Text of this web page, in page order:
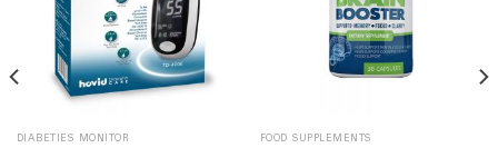
DIABETIES MONITOR FOOD SUPPLEMENTS